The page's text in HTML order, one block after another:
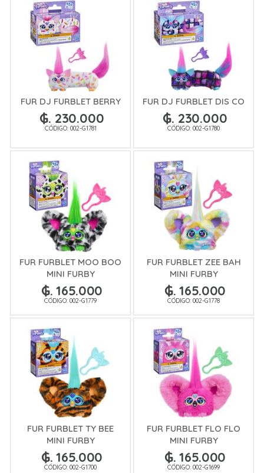
FUR DJ FURBLET BERRY
₲. 230.000
CÓDIGO: 002-G1781
FUR DJ FURBLET DIS CO
₲. 230.000
CÓDIGO: 002-G1780
FUR FURBLET MOO BOO
MINI FURBY
₲. 165.000
CÓDIGO: 002-G1779
FUR FURBLET ZEE BAH
MINI FURBY
₲. 165.000
CÓDIGO: 002-G1778
FUR FURBLET TY BEE
MINI FURBY
₲. 165.000
CÓDIGO: 002-G1700
FUR FURBLET FLO FLO
MINI FURBY
₲. 165.000
CÓDIGO: 002-G1699